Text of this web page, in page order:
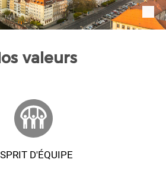
valeurs
D'ÉQUIPE